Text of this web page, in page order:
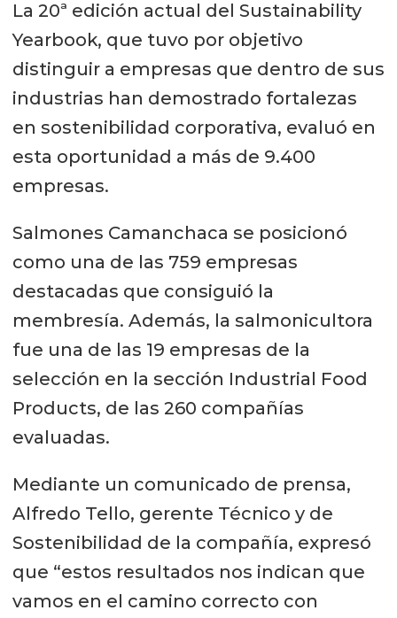
La 20ª edición actual del Sustainability
Yearbook, que tuvo por objetivo
distinguir a empresas que dentro de sus
industrias han demostrado fortalezas
en sostenibilidad corporativa, evaluó en
esta oportunidad a más de 9.400
empresas.
Salmones Camanchaca se posicionó
como una de las 759 empresas
destacadas que consiguió la
membresía. Además, la salmonicultora
fue una de las 19 empresas de la
selección en la sección Industrial Food
Products, de las 260 compañías
evaluadas.
Mediante un comunicado de prensa,
Alfredo Tello, gerente Técnico y de
Sostenibilidad de la compañía, expresó
que “estos resultados nos indican que
vamos en el camino correcto con